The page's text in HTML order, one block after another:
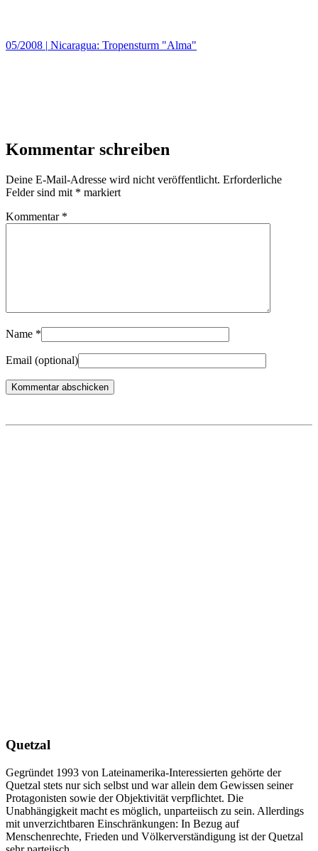
05/2008 | Nicaragua: Tropensturm "Alma"
Kommentar schreiben
Deine E-Mail-Adresse wird nicht veröffentlicht. Erforderliche
Felder sind mit * markiert
Kommentar *
Name *
Email (optional)
Quetzal
Gegründet 1993 von Lateinamerika-Interessierten gehörte der
Quetzal stets nur sich selbst und war allein dem Gewissen seiner
Protagonisten sowie der Objektivität verpflichtet. Die
Unabhängigkeit macht es möglich, unparteiisch zu sein. Allerdings
mit unverzichtbaren Einschränkungen: In Bezug auf
Menschenrechte, Frieden und Völkerverständigung ist der Quetzal